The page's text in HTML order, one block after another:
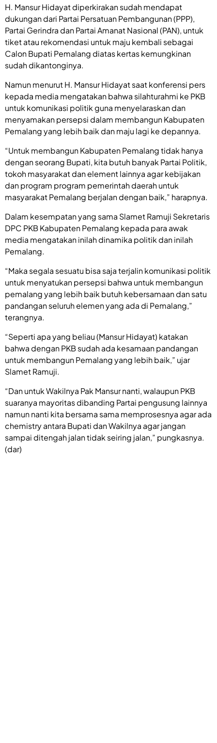
H. Mansur Hidayat diperkirakan sudah mendapat
dukungan dari Partai Persatuan Pembangunan (PPP),
Partai Gerindra dan Partai Amanat Nasional (PAN), untuk
tiket atau rekomendasi untuk maju kembali sebagai
Calon Bupati Pemalang diatas kertas kemungkinan
sudah dikantonginya.
Namun menurut H. Mansur Hidayat saat konferensi pers
kepada media mengatakan bahwa silahturahmi ke PKB
untuk komunikasi politik guna menyelaraskan dan
menyamakan persepsi dalam membangun Kabupaten
Pemalang yang lebih baik dan maju lagi ke depannya.
“Untuk membangun Kabupaten Pemalang tidak hanya
dengan seorang Bupati, kita butuh banyak Partai Politik,
tokoh masyarakat dan element lainnya agar kebijakan
dan program program pemerintah daerah untuk
masyarakat Pemalang berjalan dengan baik,” harapnya.
Dalam kesempatan yang sama Slamet Ramuji Sekretaris
DPC PKB Kabupaten Pemalang kepada para awak
media mengatakan inilah dinamika politik dan inilah
Pemalang.
“Maka segala sesuatu bisa saja terjalin komunikasi politik
untuk menyatukan persepsi bahwa untuk membangun
pemalang yang lebih baik butuh kebersamaan dan satu
pandangan seluruh elemen yang ada di Pemalang,”
terangnya.
“Seperti apa yang beliau (Mansur Hidayat) katakan
bahwa dengan PKB sudah ada kesamaan pandangan
untuk membangun Pemalang yang lebih baik,” ujar
Slamet Ramuji.
“Dan untuk Wakilnya Pak Mansur nanti, walaupun PKB
suaranya mayoritas dibanding Partai pengusung lainnya
namun nanti kita bersama sama memprosesnya agar ada
chemistry antara Bupati dan Wakilnya agar jangan
sampai ditengah jalan tidak seiring jalan,” pungkasnya.
(dar)